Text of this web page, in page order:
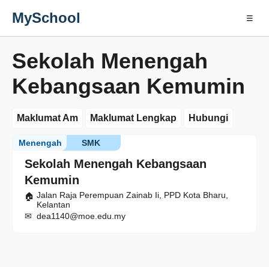
MySchool ☰
Sekolah Menengah
Kebangsaan Kemumin
Maklumat Am Maklumat Lengkap Hubungi
Sekolah Menengah Kebangsaan
Kemumin
SMK
Menengah
Jalan Raja Perempuan Zainab Ii, PPD Kota Bharu,
Kelantan
dea1140@moe.edu.my